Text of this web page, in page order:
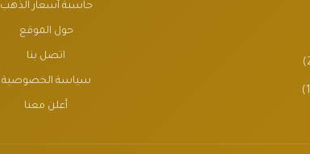
حاسبة أسعار الذهب
حول الموقع
اتصل بنا
سياسة الخصوصية
أعلن معنا